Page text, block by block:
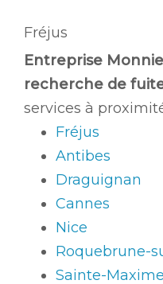
Fréjus
Entreprise
recherche de
services à
Fréjus
Antibes
Draguignan
Cannes
Nice
Roquebrune-
Sainte-Maxime